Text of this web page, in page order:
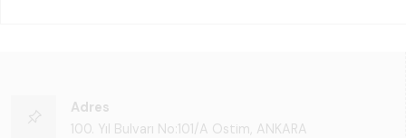
Adres
100. Yıl Bulvarı No:101/A Ostim, ANKARA